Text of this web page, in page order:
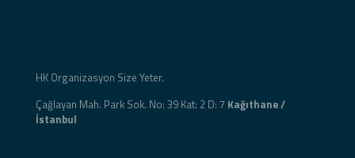
HK Organizasyon Size Yeter.
Çağlayan Mah. Park Sok. No: 39 Kat: 2 D: 7 Kağıthane /
İstanbul